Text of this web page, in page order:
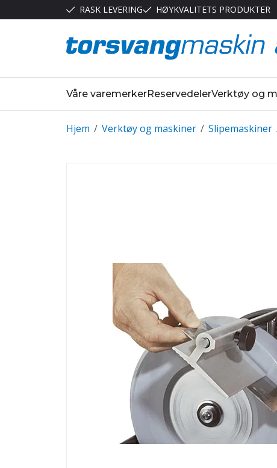
RASK LEVERING HØYKVALITETS PRODUKTER
Våre varemerkerReservedelerVerktøy og
/
Hjem /
Verktøy og maskiner Slipemaskiner